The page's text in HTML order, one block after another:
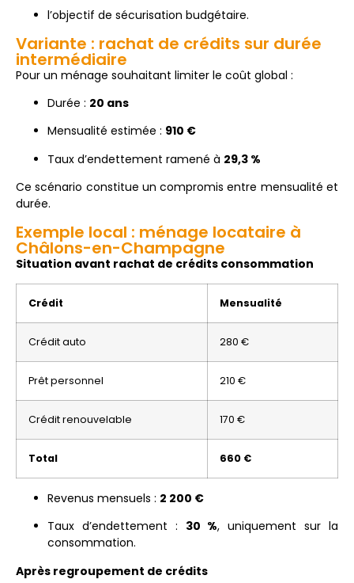
l’objectif de sécurisation budgétaire.
Variante : rachat de crédits sur durée
intermédiaire
Pour un ménage souhaitant limiter le coût global :
Durée : 20 ans
Mensualité estimée : 910 €
Taux d’endettement ramené à 29,3 %
Ce scénario constitue un compromis entre mensualité et
durée.
Exemple local : ménage locataire à
Châlons-en-Champagne
Situation avant rachat de crédits consommation
Crédit Mensualité
Crédit auto 280 €
Prêt personnel 210 €
Crédit renouvelable 170 €
Total 660 €
Revenus mensuels : 2 200 €
Taux d’endettement : 30 %, uniquement sur la
consommation.
Après regroupement de crédits